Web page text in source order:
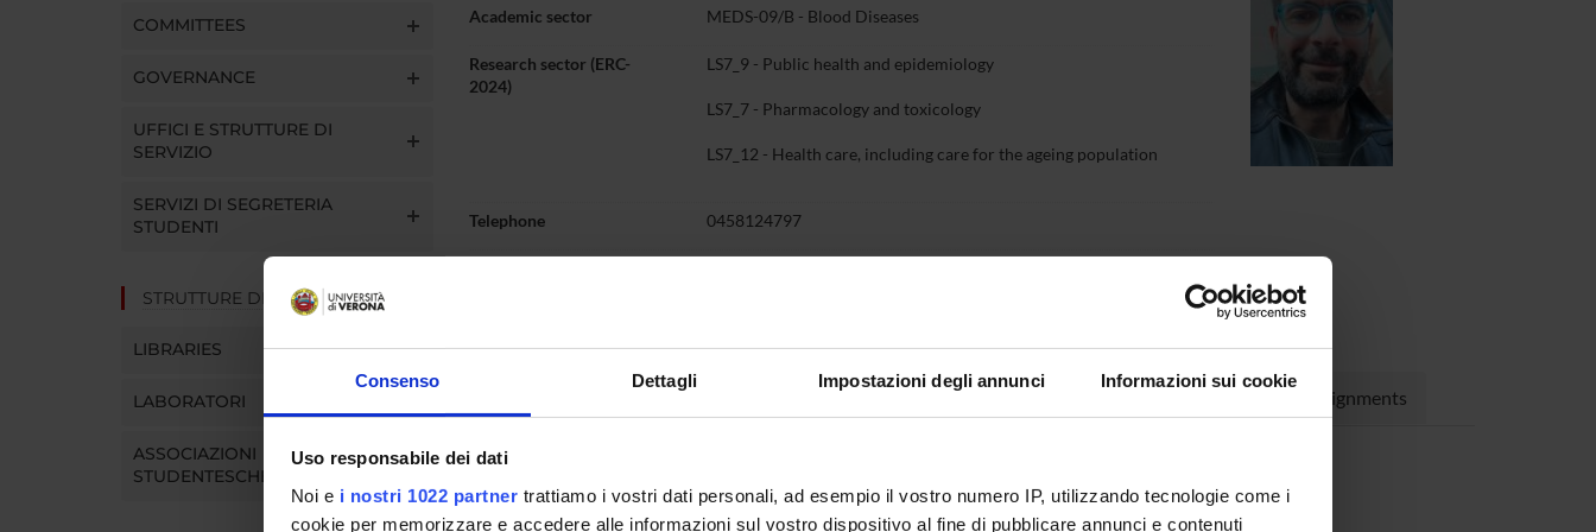
Consenso Dettagli Impostazioni degli annunci Informazioni sui cookie
Uso responsabile dei dati
Noi e i nostri 1022 partner trattiamo i vostri dati personali, ad esempio il vostro numero IP, utilizzando tecnologie come i
cookie per memorizzare e accedere alle informazioni sul vostro dispositivo al fine di pubblicare annunci e contenuti
COMMITTEES
GOVERNANCE
UFFICI E STRUTTURE DI
SERVIZIO
SERVIZI DI SEGRETERIA
STUDENTI
STRUTTURE DEL DIPARTIMENTO
LIBRARIES
LABORATORI
ASSOCIAZIONI
STUDENTESCHE
Academic sector MEDS-09/B - Blood Diseases
Research sector (ERC-
2024)
LS7_9 - Public health and epidemiology
LS7_7 - Pharmacology and toxicology
LS7_12 - Health care, including care for the ageing population
Telephone 0458124797
Teaching Third mission Research Assignments
OFFICE HOURS